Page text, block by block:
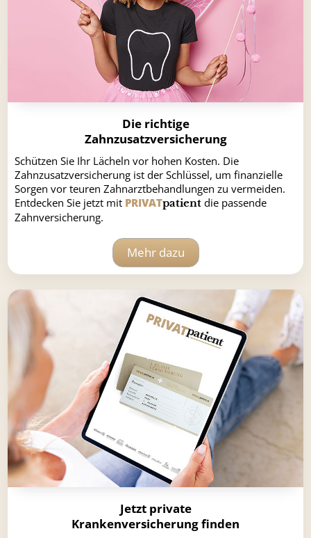
Die richtige
Zahnzusatzversicherung
Schützen Sie Ihr Lächeln vor hohen Kosten. Die
Zahnzusatzversicherung ist der Schlüssel, um finanzielle
Sorgen vor teuren Zahnarztbehandlungen zu vermeiden.
Entdecken Sie jetzt mit PRIVATpatient die passende
Zahnversicherung.
Mehr dazu
Jetzt private
Krankenversicherung finden